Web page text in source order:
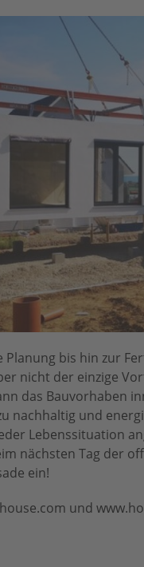
bis hin zur
nicht der einzige
das Bauvorhaben
nachhaltig und
Lebenssituation
nächsten Tag der
ein!
und